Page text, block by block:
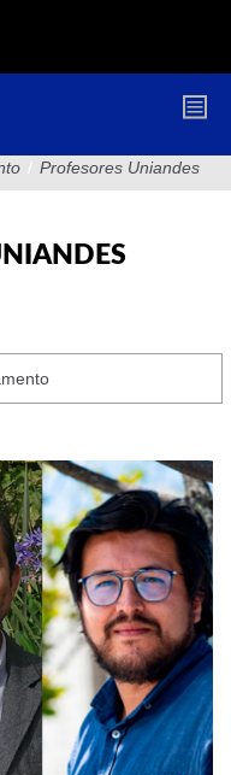
/ Profesores Uniandes